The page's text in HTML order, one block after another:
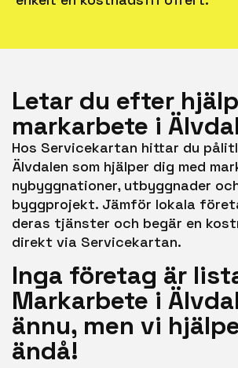
Letar du efter
markarbete i
Hos Servicekartan hittar du
Älvdalen som hjälper dig med
nybyggnationer, utbyggnader
byggprojekt. Jämför lokala
deras tjänster och begär en
direkt via Servicekartan.
Inga företag är
Markarbete i
ännu, men vi
ändå!